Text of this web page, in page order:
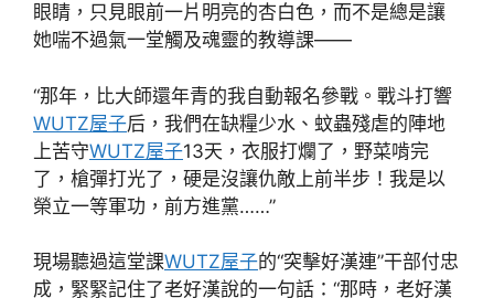
眼睛，只見眼前一片明亮的杏白色，而不是總是讓
她​​喘不過氣一堂觸及魂靈的教導課——
“那年，比大師還年青的我自動報名參戰。戰斗打響
WUTZ屋子后，我們在缺糧少水、蚊蟲殘虐的陣地
上苦守WUTZ屋子13天，衣服打爛了，野菜啃完
了，槍彈打光了，硬是沒讓仇敵上前半步！我是以
榮立一等軍功，前方進黨……”
現場聽過這堂課WUTZ屋子的“突擊好漢連”干部付忠
成，緊緊記住了老好漢說的一句話：“那時，老好漢